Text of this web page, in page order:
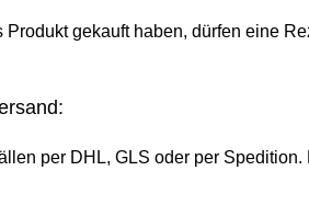
gekauft haben, dürfen eine
per DHL, GLS oder per